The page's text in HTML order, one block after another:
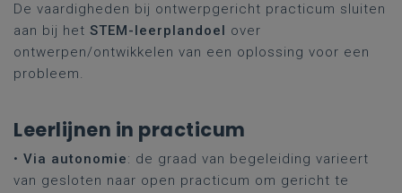
De vaardigheden bij ontwerpgericht practicum sluiten
aan bij het STEM-leerplandoel over
ontwerpen/ontwikkelen van een oplossing voor een
probleem.
Leerlijnen in practicum
• Via autonomie: de graad van begeleiding varieert
van gesloten naar open practicum om gericht te